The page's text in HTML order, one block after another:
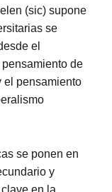
(sic) supone
se
el
de
el pensamiento
se ponen en
y
en la